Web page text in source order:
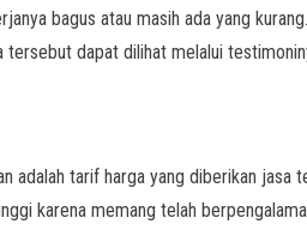
bagus atau masih ada yang
dapat dilihat melalui
tarif harga yang diberikan
karena memang telah